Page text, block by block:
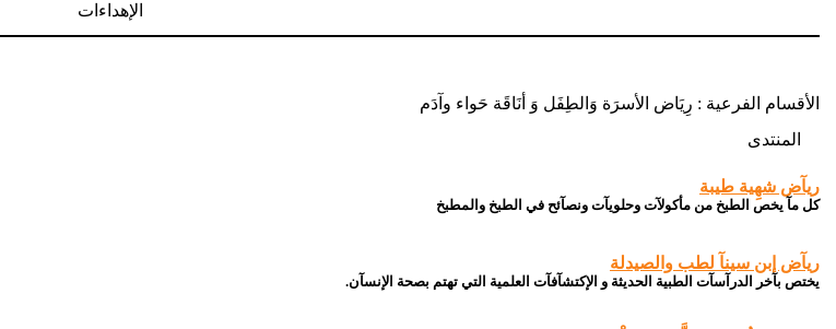
الإهداءات
الأقسام الفرعية : رِيَاض الأسرَة وَالطِفَل وَ أنَاقَة حَواء وآدَم
المنتدى
ريآض شهِية طيبة
كل مآ يخص الطبخ من مأكولآت وحلويآت ونصآئح في الطبخ والمطبخ
ريآض إبن سينآ لطب والصيدلة
يختص بآخر الدرآسآت الطبية الحديثة و الإكتشآفآت العلمية التي تهتم بصحة الإنسآن.